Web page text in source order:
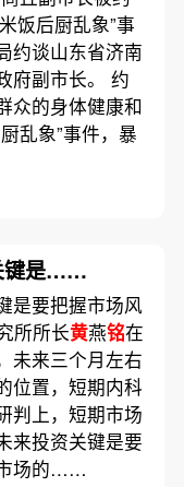
饭后厨乱象”事
约谈山东省济南
府副市长。 约
众的身体健康和
乱象”事件，暴
键是……
是要把握市场风
所所长黄燕铭在
未来三个月左右
位置，短期内科
判上，短期市场
来投资关键是要
场的……